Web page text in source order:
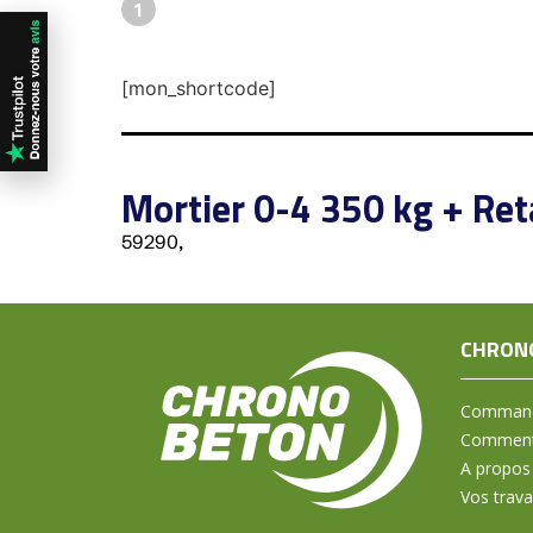
1
[mon_shortcode]
Mortier 0-4 350 kg +
59290,
A propos
Vos